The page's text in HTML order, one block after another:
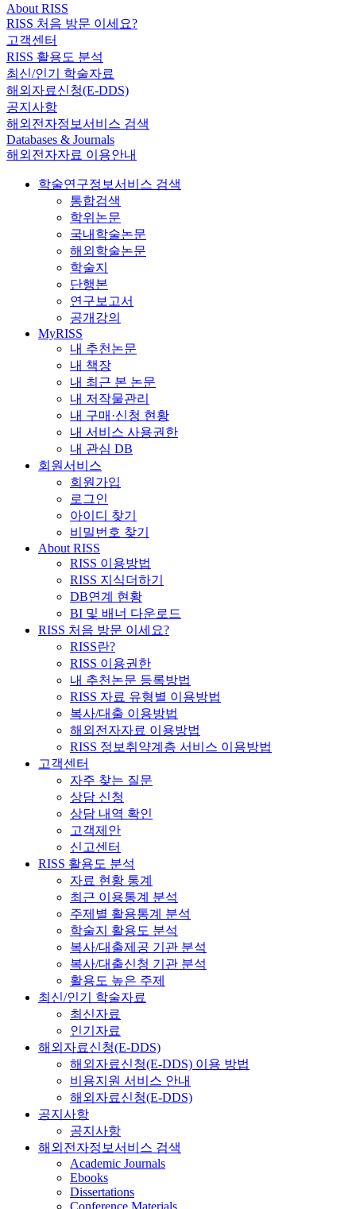
About RISS
RISS 처음 방문 이세요?
고객센터
RISS 활용도 분석
최신/인기 학술자료
해외자료신청(E-DDS)
공지사항
해외전자정보서비스 검색
Databases & Journals
해외전자자료 이용안내
학술연구정보서비스 검색
통합검색
학위논문
국내학술논문
해외학술논문
학술지
단행본
연구보고서
공개강의
MyRISS
내 추천논문
내 책장
내 최근 본 논문
내 저작물관리
내 구매·신청 현황
내 서비스 사용권한
내 관심 DB
회원서비스
회원가입
로그인
아이디 찾기
비밀번호 찾기
About RISS
RISS 이용방법
RISS 지식더하기
DB연계 현황
BI 및 배너 다운로드
RISS 처음 방문 이세요?
RISS란?
RISS 이용권한
내 추천논문 등록방법
RISS 자료 유형별 이용방법
복사/대출 이용방법
해외전자자료 이용방법
RISS 정보취약계층 서비스 이용방법
고객센터
자주 찾는 질문
상담 신청
상담 내역 확인
고객제안
신고센터
RISS 활용도 분석
자료 현황 통계
최근 이용통계 분석
주제별 활용통계 분석
학술지 활용도 분석
복사/대출제공 기관 분석
복사/대출신청 기관 분석
활용도 높은 주제
최신/인기 학술자료
최신자료
인기자료
해외자료신청(E-DDS)
해외자료신청(E-DDS) 이용 방법
비용지원 서비스 안내
해외자료신청(E-DDS)
공지사항
공지사항
해외전자정보서비스 검색
Academic Journals
Ebooks
Dissertations
Conference Materials